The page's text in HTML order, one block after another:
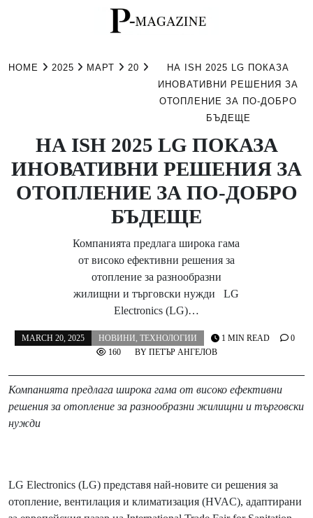
HOME 2025 МАРТ 20
НА ISH 2025 LG ПОКАЗА
ИНОВАТИВНИ РЕШЕНИЯ ЗА
ОТОПЛЕНИЕ ЗА ПО-ДОБРО
БЪДЕЩЕ
НА ISH 2025 LG ПОКАЗА
ИНОВАТИВНИ РЕШЕНИЯ ЗА
ОТОПЛЕНИЕ ЗА ПО-ДОБРО
БЪДЕЩЕ
Компанията предлага широка гама
от високо ефективни решения за
отопление за разнообразни
жилищни и търговски нужди LG
Electronics (LG)…
MARCH 20, 2025 НОВИНИ, ТЕХНОЛОГИИ
BY ПЕТЪР АНГЕЛОВ
1 MIN READ
0
160
Компанията предлага широка гама от високо ефективни
решения за отопление за разнообразни жилищни и търговски
нужди
LG Electronics (LG) представя най-новите си решения за
отопление, вентилация и климатизация (HVAC), адаптирани